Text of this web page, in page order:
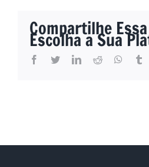
Compartilhe
Escolha a Sua
facebook
twitterlinkedinreddit